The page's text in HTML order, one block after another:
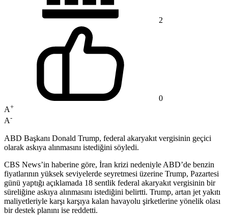
2
0
A+
A-
ABD Başkanı Donald Trump, federal akaryakıt vergisinin geçici
olarak askıya alınmasını istediğini söyledi.
CBS News’in haberine göre, İran krizi nedeniyle ABD’de benzin
fiyatlarının yüksek seviyelerde seyretmesi üzerine Trump, Pazartesi
günü yaptığı açıklamada 18 sentlik federal akaryakıt vergisinin bir
süreliğine askıya alınmasını istediğini belirtti. Trump, artan jet yakıtı
maliyetleriyle karşı karşıya kalan havayolu şirketlerine yönelik olası
bir destek planını ise reddetti.